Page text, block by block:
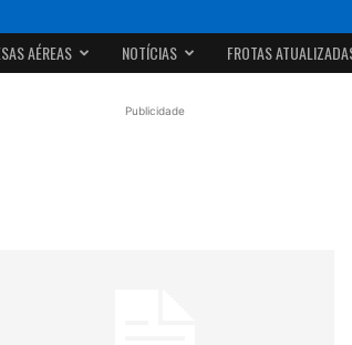
AÉREAS NOTÍCIAS FROTAS
Publicidade